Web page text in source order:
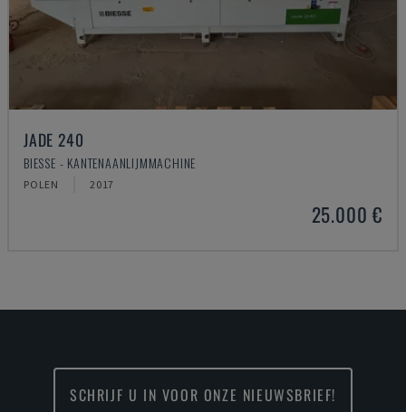
JADE 240
BIESSE - KANTENAANLIJMMACHINE
POLEN 2017
25.000 €
SCHRIJF U IN VOOR ONZE NIEUWSBRIEF!